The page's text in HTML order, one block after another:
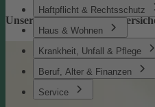
Haftpflicht & Rechtsschutz
Haus & Wohnen
Krankheit, Unfall & Pflege
Beruf, Alter & Finanzen
Service
Unsere leistungsstarken